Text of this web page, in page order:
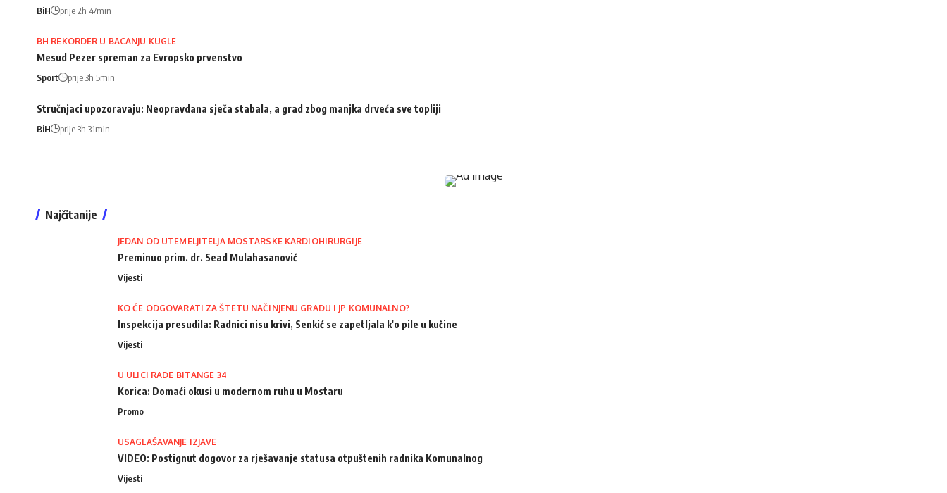
BiH prije 2h 47min
BH REKORDER U BACANJU KUGLE
Mesud Pezer spreman za Evropsko prvenstvo
Sport prije 3h 5min
Stručnjaci upozoravaju: Neopravdana sječa stabala, a grad zbog manjka drveća sve topliji
BiH prije 3h 31min
Najčitanije
JEDAN OD UTEMELJITELJA MOSTARSKE KARDIOHIRURGIJE
Preminuo prim. dr. Sead Mulahasanović
Vijesti
KO ĆE ODGOVARATI ZA ŠTETU NAČINJENU GRADU I JP KOMUNALNO?
Inspekcija presudila: Radnici nisu krivi, Senkić se zapetljala k'o pile u kučine
Vijesti
U ULICI RADE BITANGE 34
Korica: Domaći okusi u modernom ruhu u Mostaru
Promo
USAGLAŠAVANJE IZJAVE
VIDEO: Postignut dogovor za rješavanje statusa otpuštenih radnika Komunalnog
Vijesti